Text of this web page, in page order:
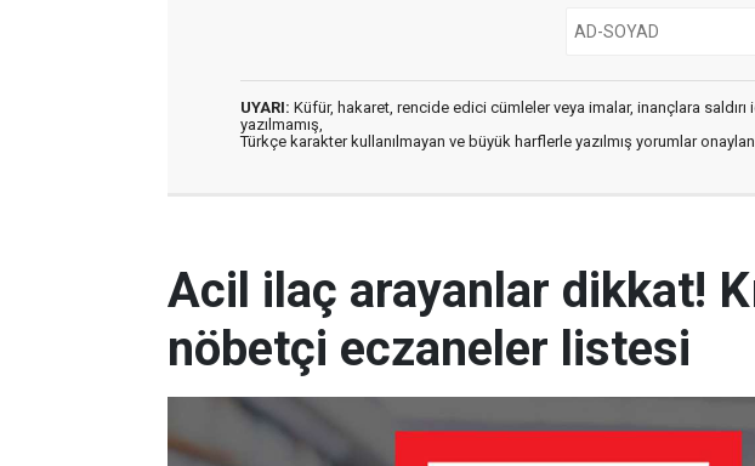
UYARI: Küfür, hakaret, rencide edici cümleler veya imalar, inançlara saldırı
yazılmamış,
Türkçe karakter kullanılmayan ve büyük harflerle yazılmış yorumlar
Acil ilaç arayanlar dikkat!
nöbetçi eczaneler listesi